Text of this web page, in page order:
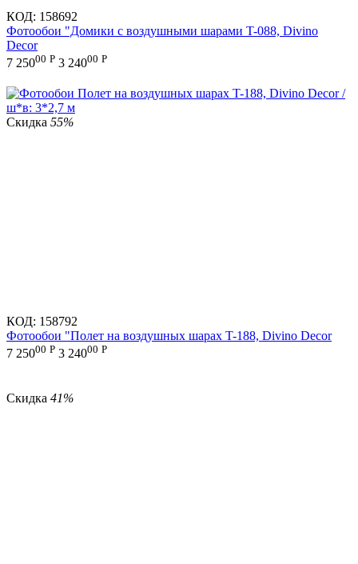
КОД: 158692
Фотообои "Домики с воздушными шарами T-088, Divino
Decor
7 25000 Р 3 24000 Р
Скидка 55%
КОД: 158792
Фотообои "Полет на воздушных шарах T-188, Divino Decor
7 25000 Р 3 24000 Р
Скидка 41%